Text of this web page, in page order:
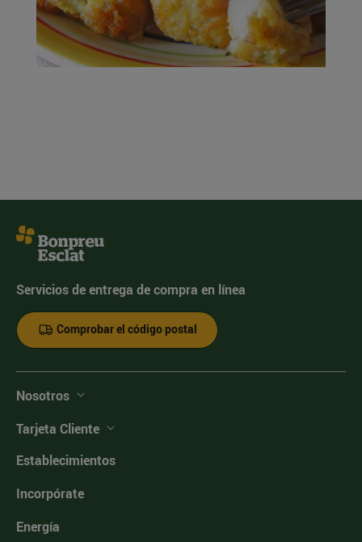
Servicios de entrega de compra en línea
Comprobar el código postal
Nosotros
Tarjeta Cliente
Establecimientos
Incorpórate
Energía